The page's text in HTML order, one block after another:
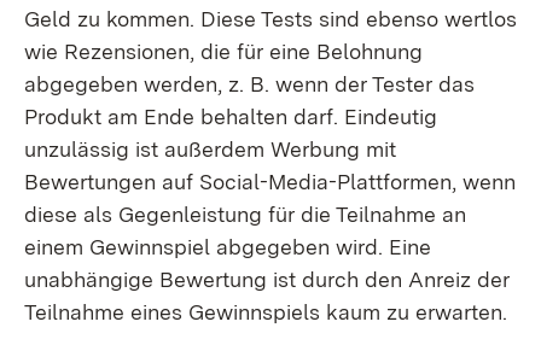
Geld zu kommen. Diese Tests sind ebenso wertlos
wie Rezensionen, die für eine Belohnung
abgegeben werden, z. B. wenn der Tester das
Produkt am Ende behalten darf. Eindeutig
unzulässig ist außerdem Werbung mit
Bewertungen auf Social-Media-Plattformen, wenn
diese als Gegenleistung für die Teilnahme an
einem Gewinnspiel abgegeben wird. Eine
unabhängige Bewertung ist durch den Anreiz der
Teilnahme eines Gewinnspiels kaum zu erwarten.